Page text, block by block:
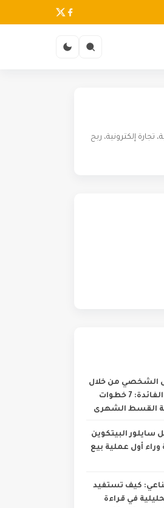
إلكترونية، ربح
الشخصي من خلال
معرفة نسبة الفائدة: 7 خطوات
القسط الشهري
سايلور البيتكوين
وراء أول عملية بيع
كيف تستفيد
في قراءة